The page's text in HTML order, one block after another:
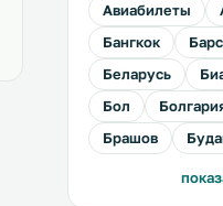
Авиабилеты
Бангкок
Беларусь
Бол
Брашов